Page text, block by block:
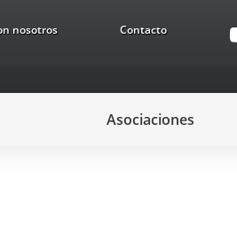
nosotros Contacto
Asociaciones